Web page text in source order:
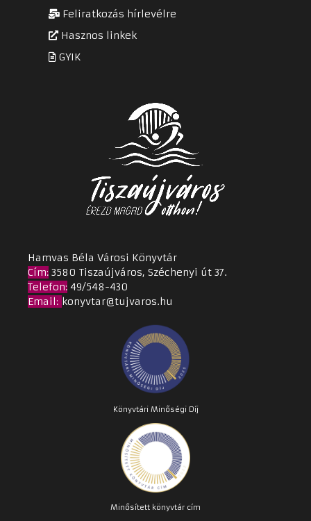
Feliratkozás hírlevélre
Hasznos linkek
GYIK
Hamvas Béla Városi Könyvtár
Cím: 3580 Tiszaújváros, Széchenyi út 37.
Telefon: 49/548-430
Email : konyvtar@tujvaros.hu
Könyvtári Minőségi Díj
Minősített könyvtár cím